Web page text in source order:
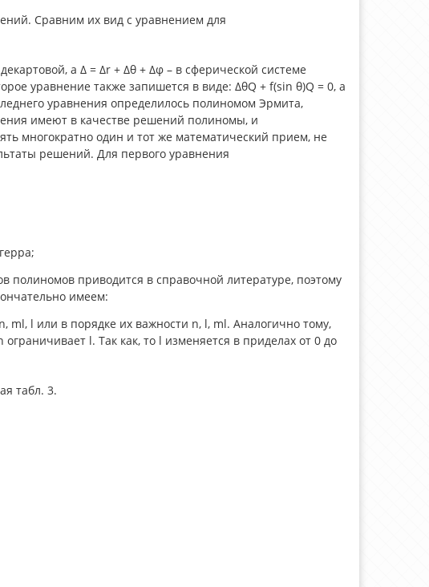
Сравним их вид с уравнением для
а Δ = Δr + Δθ + Δφ – в сферической системе
уравнение также запишется в виде: ΔθQ + f(sin θ)Q = 0, а
уравнения определилось полиномом Эрмита,
имеют в качестве решений полиномы, и
многократно один и тот же математический прием, не
решений. Для первого уравнения
приводится в справочной литературе, поэтому
имеем:
ml, l или в порядке их важности n, l, ml. Аналогично тому,
l. Так как, то l изменяется в приделах от 0 до
табл. 3.